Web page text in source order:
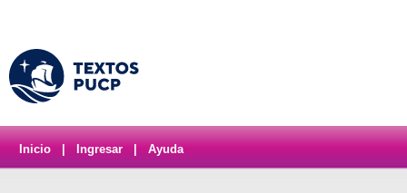
Inicio Ingresar Ayuda